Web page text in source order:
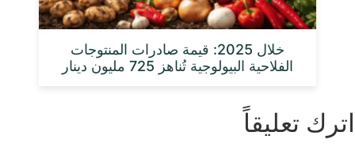
خلال 2025: قيمة صادرات المنتوجات
الفلاحية البيولوجية تُناهز 725 مليون دينار
اترك تعليقاً